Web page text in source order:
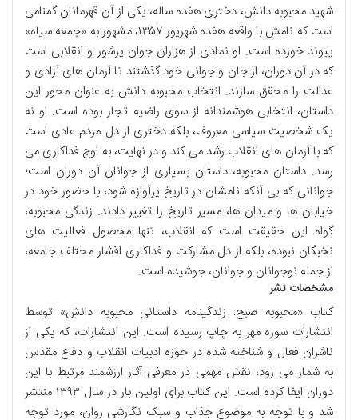
شهید محبوبه دانش، دختری هفده ساله، یکی از آن قهرمانان گمنامی
است که نامش با واقعه هفده شهریور ۱۳۵۷، مشهور به «جمعه سیاه»
پیوند خورده است. او نمادی از هزاران جوان پرشور و انقلابی است
که در آن دوران، از جان و جوانی خود گذشتند تا آرمان های آزادی و
عدالت را محقق سازند. انتخاب محبوبه دانش به عنوان محور این
داستان، انتخابی هوشمندانه از سوی راضیه تجار بوده است. او نه
یک شخصیت سیاسی معروف، بلکه دختری از دل مردم عادی است
که با آرمان های انقلاب رشد می کند و در نهایت، به اوج فداکاری می
رسد. داستان محبوبه، داستان بسیاری از جوانان آن دوران است؛
جوانانی که بی آنکه نامشان در تاریخ پرآوازه شود، با حضور خود در
خیابان ها و میدان ها، مسیر تاریخ را تغییر دادند. زندگی محبوبه،
گواه این حقیقت است که انقلاب، تنها محصول فعالیت های
نخبگان نبوده، بلکه از دل مشارکت و فداکاری اقشار مختلف جامعه،
از جمله نوجوانان و جوانان، جوشیده است.
مشخصات نشر
کتاب «محبوبه صبح: زندگینامه داستانی محبوبه دانش» توسط
انتشارات سوره مهر به چاپ رسیده است. این انتشارات، که یکی از
ناشران فعال و شناخته شده در حوزه ادبیات انقلاب و دفاع مقدس
به شمار می رود، نقش مهمی در معرفی آثار ارزشمند مرتبط با این
دوران ایفا کرده است. این کتاب برای اولین بار در سال ۱۳۹۳ منتشر
شد و با توجه به موضوع جذاب و سبک نگارشی روان، مورد توجه